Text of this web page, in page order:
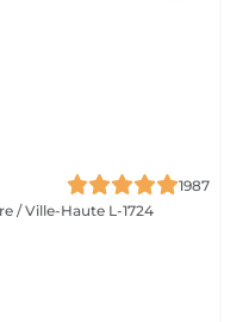
1987
/ Ville-Haute L-1724